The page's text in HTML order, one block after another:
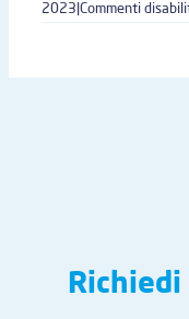
2023|Commenti